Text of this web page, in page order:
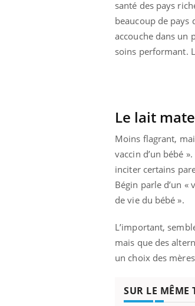
santé des pays
beaucoup de pays
accouche dans un
soins performant.
Le lait
Moins flagrant,
vaccin d’un bébé
inciter certains
Bégin parle d’un
de vie du bébé ».
L’important,
mais que des
un choix des
SUR LE MÊME